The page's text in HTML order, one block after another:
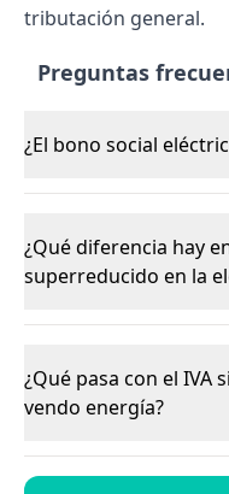
tributación general.
Preguntas
¿El bono social
¿Qué diferencia hay
superreducido en la
¿Qué pasa con el IVA
vendo energía?